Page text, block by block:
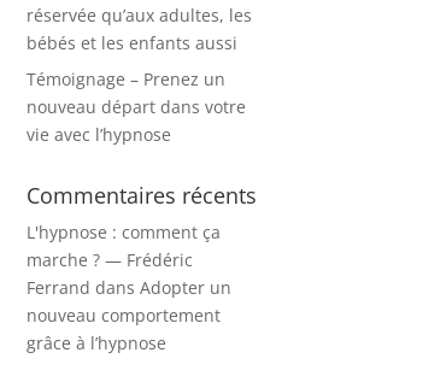
réservée qu’aux adultes, les
bébés et les enfants aussi
Témoignage – Prenez un
nouveau départ dans votre
vie avec l’hypnose
Commentaires récents
L'hypnose : comment ça
marche ? — Frédéric
Ferrand dansAdopter un
nouveau comportement
grâce à l’hypnose